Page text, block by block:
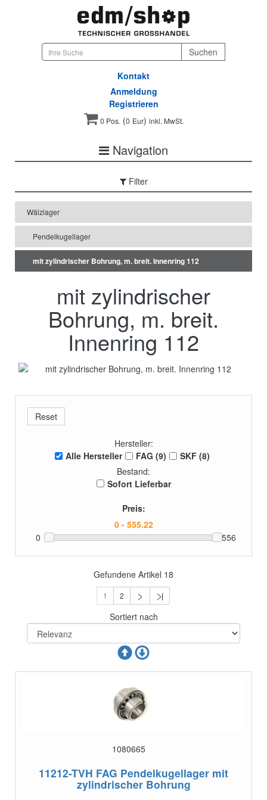
Kontakt
Anmeldung
Registrieren
0 Pos.(0 Eur) inkl. MwSt.
Navigation
Filter
Wälzlager
Pendelkugellager
mit zylindrischer Bohrung, m. breit. Innenring 112
mit zylindrischer
Bohrung, m. breit.
Innenring 112
Hersteller:
Alle Hersteller
FAG (9)
SKF (8)
Bestand:
Sofort Lieferbar
Preis:
0 556
Gefundene Artikel 18
1 2
Sortiert nach
1080665
11212-TVH FAG Pendelkugellager mit
zylindrischer Bohrung